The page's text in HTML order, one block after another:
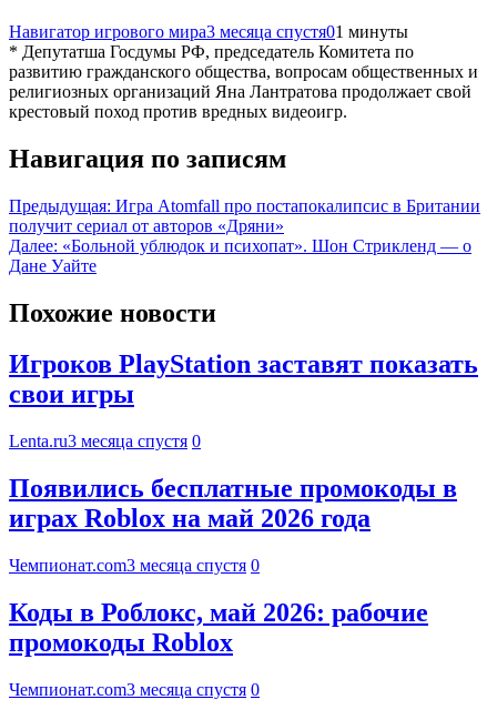
Навигатор игрового мира3 месяца спустя01 минуты
* Депутатша Госдумы РФ, председатель Комитета по
развитию гражданского общества, вопросам общественных и
религиозных организаций Яна Лантратова продолжает свой
крестовый поход против вредных видеоигр.
Навигация по записям
Предыдущая: Игра Atomfall про постапокалипсис в Британии
получит сериал от авторов «Дряни»
Далее: «Больной ублюдок и психопат». Шон Стрикленд — о
Дане Уайте
Похожие новости
Игроков PlayStation заставят показать
свои игры
Lenta.ru3 месяца спустя 0
Появились бесплатные промокоды в
играх Roblox на май 2026 года
Чемпионат.com3 месяца спустя 0
Коды в Роблокс, май 2026: рабочие
промокоды Roblox
Чемпионат.com3 месяца спустя 0